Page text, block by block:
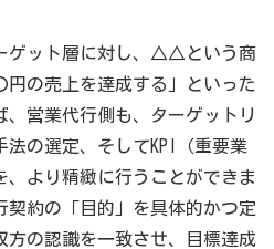
ゲット層に対し、△△という商
円の売上を達成する」といった
営業代行側も、ターゲットリ
法の選定、そしてKPI（重要業
、より精緻に行うことができま
契約の「目的」を具体的かつ定
方の認識を一致させ、目標達成